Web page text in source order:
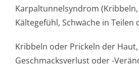
Karpaltunnelsyndrom
Kältegefühl, Schwäche in Teilen
Kribbeln oder Prickeln der Haut,
Geschmacksverlust oder -